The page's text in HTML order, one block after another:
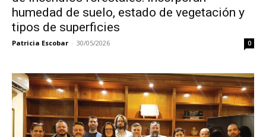
humedad de suelo, estado de vegetación y
tipos de superficies
Patricia Escobar - 30/05/2026 0